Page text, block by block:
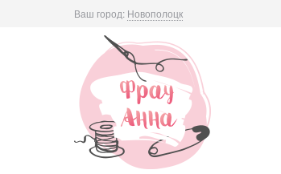
Ваш город: Новополоцк